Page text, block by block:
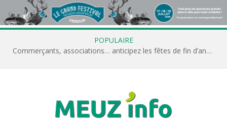
POPULAIRE
Commerçants, associations… anticipez les fêtes de fin d’année avec Meuz’Info